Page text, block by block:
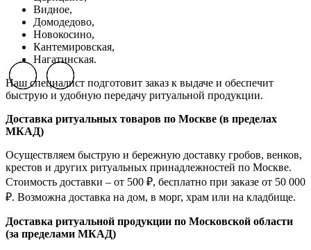
Видное,
Домодедово,
Новокосино,
Кантемировская,
Нагатинская.
Наш специалист подготовит заказ к выдаче и обеспечит
быструю и удобную передачу ритуальной продукции.
Доставка ритуальных товаров по Москве (в пределах
МКАД)
Осуществляем быструю и бережную доставку гробов, венков,
крестов и других ритуальных принадлежностей по Москве.
Стоимость доставки – от 500 ₽, бесплатно при заказе от 50 000
₽. Возможна доставка на дом, в морг, храм или на кладбище.
Доставка ритуальной продукции по Московской области
(за пределами МКАД)
Previous slideNext slide
Previous slideNext slide
Previous slideNext slide